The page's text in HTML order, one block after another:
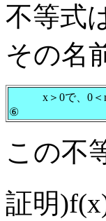
不等式
その名
x＞0で、0＜r
⑥
この不
証明